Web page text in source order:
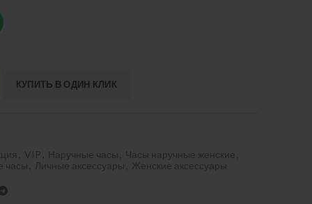
КУПИТЬ В ОДИН КЛИК
VIP Наручные часы Часы наручные женские
часы Личные аксессуары Женские аксессуары